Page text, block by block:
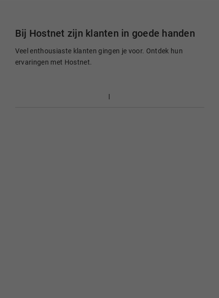
Bij Hostnet zijn klanten in goede handen
Veel enthousiaste klanten gingen je voor. Ontdek hun
ervaringen met Hostnet.